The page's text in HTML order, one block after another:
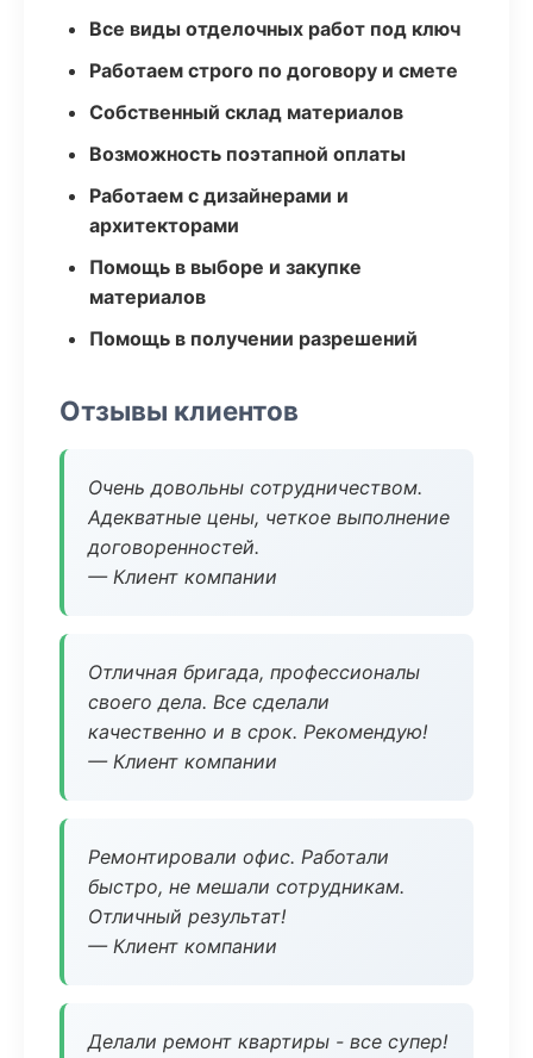
Все виды отделочных работ под ключ
Работаем строго по договору и смете
Собственный склад материалов
Возможность поэтапной оплаты
Работаем с дизайнерами и
архитекторами
Помощь в выборе и закупке
материалов
Помощь в получении разрешений
Отзывы клиентов
Очень довольны сотрудничеством.
Адекватные цены, четкое выполнение
договоренностей.
— Клиент компании
Отличная бригада, профессионалы
своего дела. Все сделали
качественно и в срок. Рекомендую!
— Клиент компании
Ремонтировали офис. Работали
быстро, не мешали сотрудникам.
Отличный результат!
— Клиент компании
Делали ремонт квартиры - все супер!